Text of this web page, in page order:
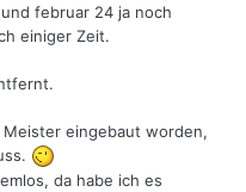
februar 24 ja noch
einiger Zeit.
Meister eingebaut worden,
da habe ich es